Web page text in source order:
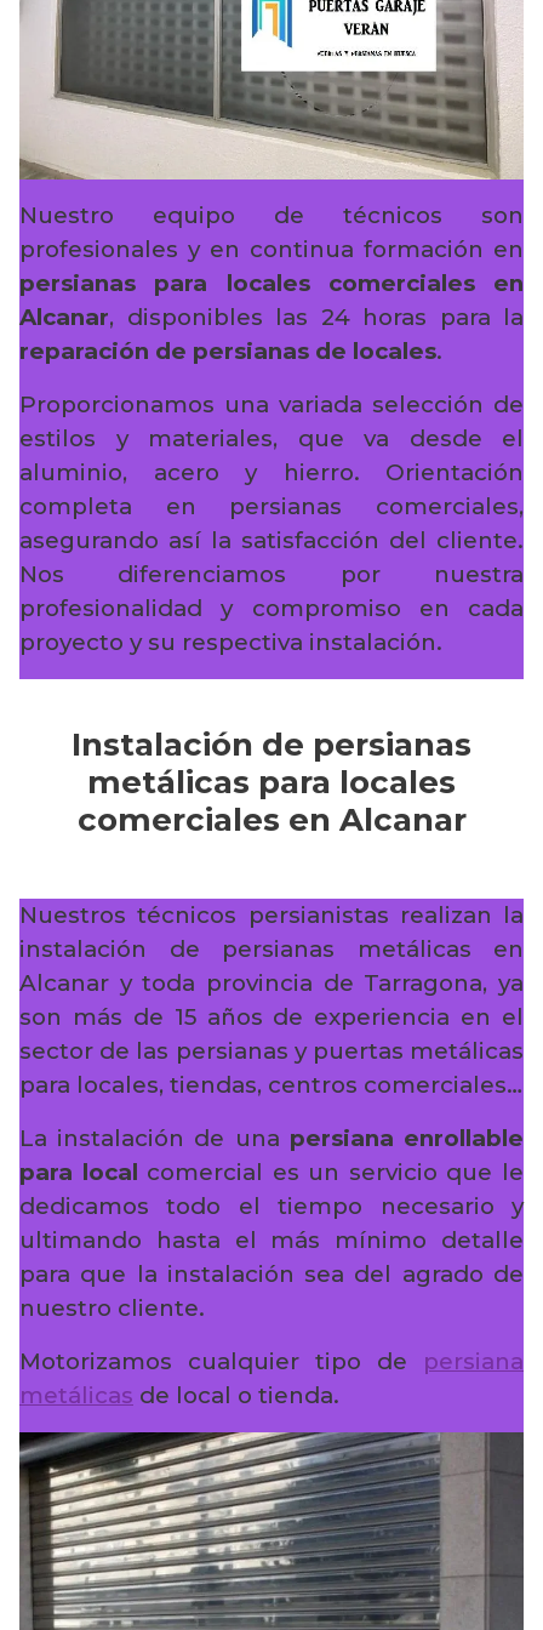
Nuestro equipo de técnicos son
profesionales y en continua formación en
persianas para locales comerciales en
Alcanar, disponibles las 24 horas para la
reparación de persianas de locales.
Proporcionamos una variada selección de
estilos y materiales, que va desde el
aluminio, acero y hierro. Orientación
completa en persianas comerciales,
asegurando así la satisfacción del cliente.
Nos diferenciamos por nuestra
profesionalidad y compromiso en cada
proyecto y su respectiva instalación.
Instalación de persianas
metálicas para locales
comerciales en Alcanar
Nuestros técnicos persianistas realizan la
instalación de persianas metálicas en
Alcanar y toda provincia de Tarragona, ya
son más de 15 años de experiencia en el
sector de las persianas y puertas metálicas
para locales, tiendas, centros comerciales…
La instalación de una persiana enrollable
para local comercial es un servicio que le
dedicamos todo el tiempo necesario y
ultimando hasta el más mínimo detalle
para que la instalación sea del agrado de
nuestro cliente.
Motorizamos cualquier tipo de persiana
metálicas de local o tienda.